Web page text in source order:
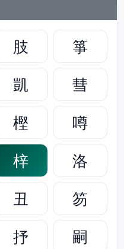
肢
箏
凱
彗
樫
噂
梓
洛
丑
笏
抒
嗣